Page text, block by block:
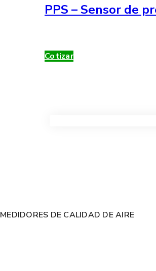
PPS – Sensor de
Cotizar
MEDIDORES DE CALIDAD DE AIRE